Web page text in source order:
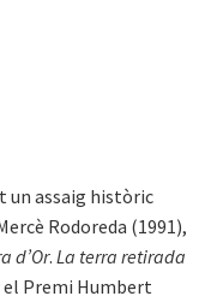
un assaig històric
Rodoreda (1991),
d’Or. La terra retirada
el Premi Humbert